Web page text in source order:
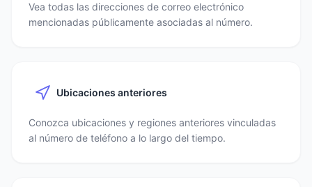
Vea todas las direcciones de correo electrónico
mencionadas públicamente asociadas al número.
Ubicaciones anteriores
Conozca ubicaciones y regiones anteriores vinculadas
al número de teléfono a lo largo del tiempo.